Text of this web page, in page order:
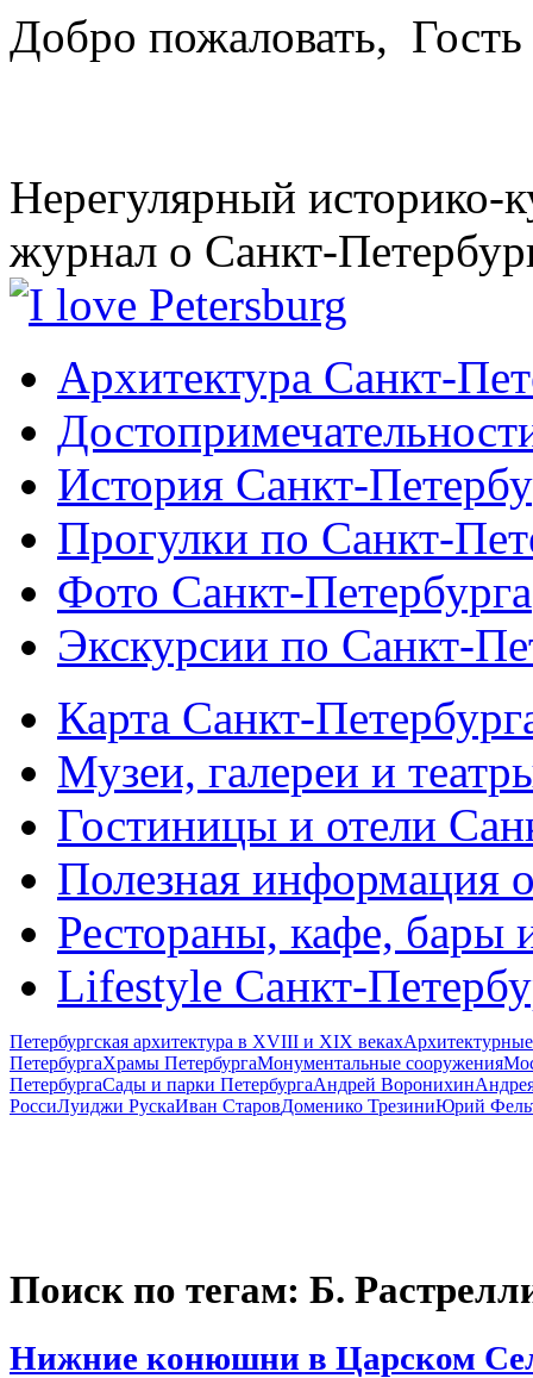
Добро пожаловать, Гость
Нерегулярный историко-
журнал о Санкт-
Архитектура Санкт-
История Санкт-
Прогулки по Санкт-
Фото Санкт-Петербурга
Экскурсии по Санкт-
Карта Санкт-
Музеи, галереи и
Гостиницы и отели
Полезная информация
Рестораны, кафе, бары
Lifestyle Санкт-
Петербургская архитектура в XVIII и XIX веках
ПетербургаХрамы ПетербургаМонументальные сооружения
ПетербургаСады и парки ПетербургаАндрей Воронихин
РоссиЛуиджи РускаИван СтаровДоменико ТрезиниЮрий
Поиск по тегам: Б.
Нижние конюшни в Царском